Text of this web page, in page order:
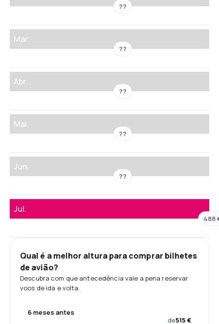
??
Mar.
??
Abr.
??
Mai.
??
Jun.
??
Jul.
488
Qual é a melhor altura para comprar bilhetes
de avião?
Descubra com que antecedência vale a pena reservar
voos de ida e volta.
6 meses antes
de515 €